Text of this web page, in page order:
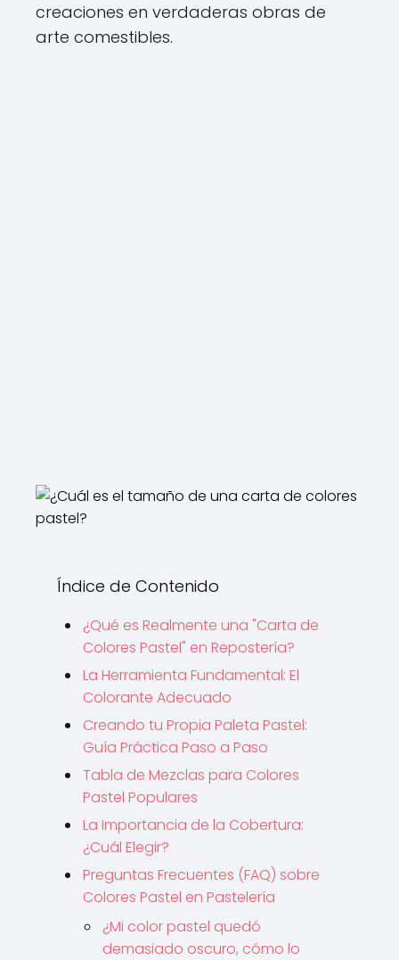
creaciones en verdaderas obras de
arte comestibles.
Índice de Contenido
¿Qué es Realmente una "Carta de
Colores Pastel" en Repostería?
La Herramienta Fundamental: El
Colorante Adecuado
Creando tu Propia Paleta Pastel:
Guía Práctica Paso a Paso
Tabla de Mezclas para Colores
Pastel Populares
La Importancia de la Cobertura:
¿Cuál Elegir?
Preguntas Frecuentes (FAQ) sobre
Colores Pastel en Pastelería
¿Mi color pastel quedó
demasiado oscuro, cómo lo